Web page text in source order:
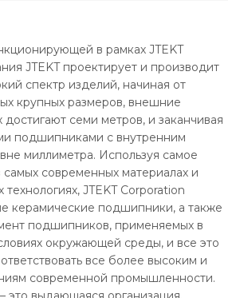
в рамках JTEKT
JTEKT проектирует и производит
спектр изделий, начиная от
крупных размеров, внешние
семи метров, и заканчивая
подшипниками с внутренним
миллиметра. Используя самое
самых современных материалах и
JTEKT Corporation
керамические подшипники, а также
подшипников, применяемых в
окружающей среды, и все это
все более высоким и
современной промышленности.